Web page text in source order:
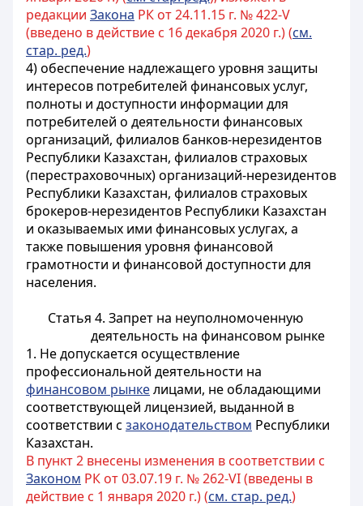
редакции Закона РК от 24.11.15 г. № 422-V
(введено в действие с 16 декабря 2020 г.) (см.
стар. ред.)
4)обеспечение надлежащего уровня защиты
интересов потребителей финансовых услуг,
полноты и доступности информации для
потребителей о деятельности финансовых
организаций, филиалов банков-нерезидентов
Республики Казахстан, филиалов страховых
(перестраховочных) организаций-нерезидентов
Республики Казахстан, филиалов страховых
брокеров-нерезидентов Республики Казахстан
и оказываемых ими финансовых услугах, а
также повышения уровня финансовой
грамотности и финансовой доступности для
населения.
Статья 4. Запрет на неуполномоченную
деятельность на финансовом рынке
1. Не допускается осуществление
профессиональной деятельности на
финансовом рынкелицами, не обладающими
соответствующей лицензией, выданной в
соответствии с законодательством Республики
Казахстан.
В пункт 2 внесены изменения в соответствии с
Законом РК от 03.07.19 г. № 262-VI (введены в
действие с 1 января 2020 г.) (см. стар. ред.)